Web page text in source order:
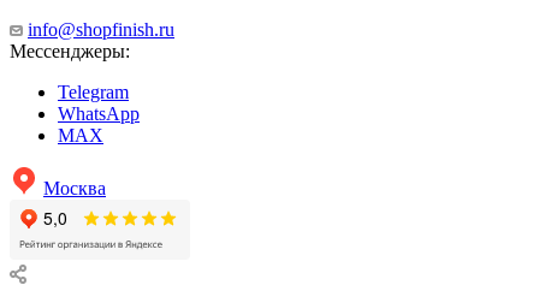
info@shopfinish.ru
Мессенджеры:
Telegram
WhatsApp
MAX
Москва